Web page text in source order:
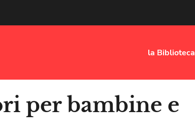
la Biblioteca
per bambine e